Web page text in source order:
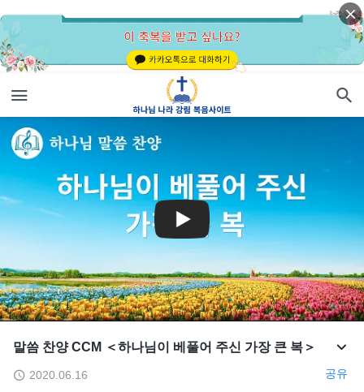
말씀 찬양 CCM ＜하나님이 베풀어 주신 가장 큰 복＞
2020.06.16 공유